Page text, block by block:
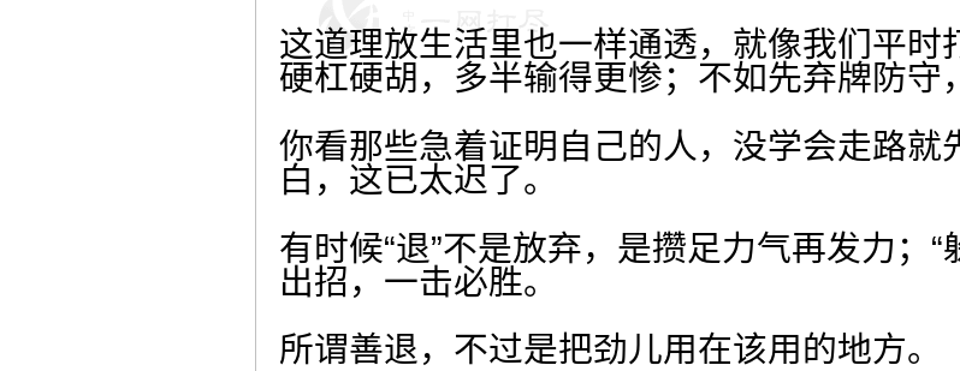
这道理放生活里也一样通透，就像我们平时
硬杠硬胡，多半输得更惨；不如先弃牌防守
你看那些急着证明自己的人，没学会走路就
白，这已太迟了。
有时候“退”不是放弃，是攒足力气再发力；
出招，一击必胜。
所谓善退，不过是把劲儿用在该用的地方。